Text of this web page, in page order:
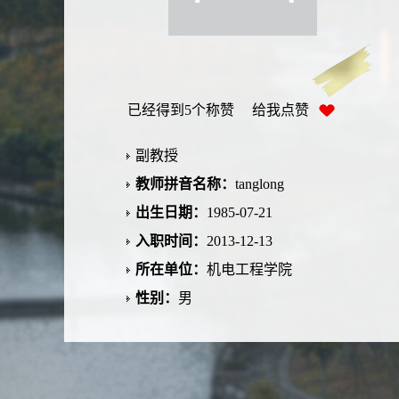
已经得到 5个称赞 给我点赞
副教授
教师拼音名称： tanglong
出生日期： 1985-07-21
入职时间： 2013-12-13
所在单位： 机电工程学院
性别： 男